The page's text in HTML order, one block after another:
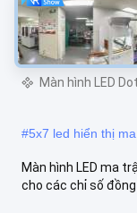
Màn hình
Màn hình LED
#5x7 led hiển thị
Màn hình LED ma
cho các chỉ số